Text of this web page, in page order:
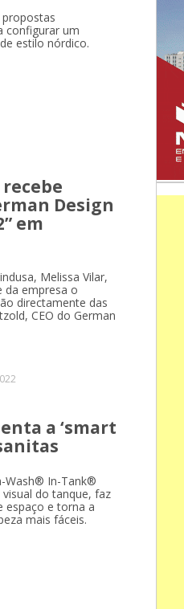
configurar um
estilo nórdico.
Design
em
Melissa Vilar,
da empresa o
directamente das
CEO do German
a ‘smart
Wash® In-Tank®
do tanque, faz
espaço e torna a
mais fáceis.